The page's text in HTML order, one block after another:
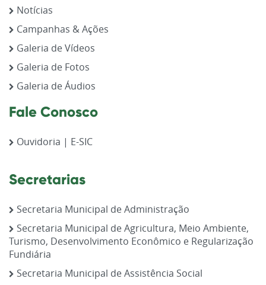
Notícias
Campanhas & Ações
Galeria de Vídeos
Galeria de Fotos
Galeria de Áudios
Fale Conosco
Ouvidoria | E-SIC
Secretarias
Secretaria Municipal de Administração
Secretaria Municipal de Agricultura, Meio Ambiente,
Turismo, Desenvolvimento Econômico e Regularização
Fundiária
Secretaria Municipal de Assistência Social